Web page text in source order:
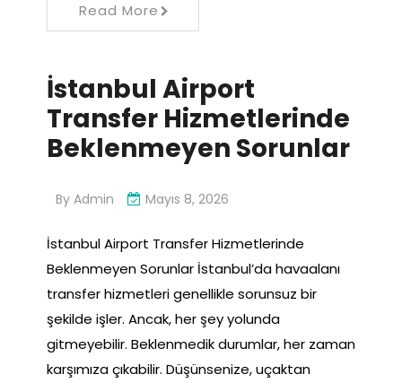
Read More
İstanbul Airport
Transfer Hizmetlerinde
Beklenmeyen Sorunlar
By Admin Mayıs 8, 2026
İstanbul Airport Transfer Hizmetlerinde
Beklenmeyen Sorunlar İstanbul’da havaalanı
transfer hizmetleri genellikle sorunsuz bir
şekilde işler. Ancak, her şey yolunda
gitmeyebilir. Beklenmedik durumlar, her zaman
karşımıza çıkabilir. Düşünsenize, uçaktan